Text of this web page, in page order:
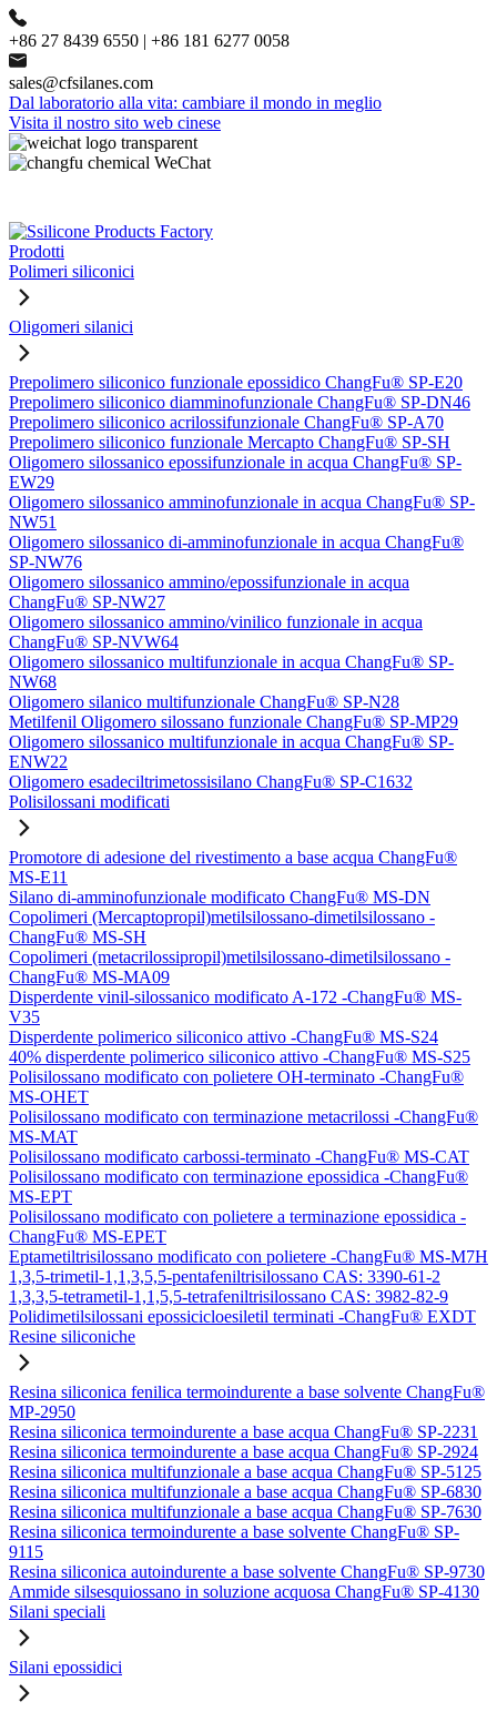
+86 27 8439 6550 | +86 181 6277 0058
sales@cfsilanes.com
Dal laboratorio alla vita: cambiare il mondo in meglio
Visita il nostro sito web cinese
Prodotti
Polimeri siliconici
Oligomeri silanici
Prepolimero siliconico funzionale epossidico ChangFu® SP-E20
Prepolimero siliconico diamminofunzionale ChangFu® SP-DN46
Prepolimero siliconico acrilossifunzionale ChangFu® SP-A70
Prepolimero siliconico funzionale Mercapto ChangFu® SP-SH
Oligomero silossanico epossifunzionale in acqua ChangFu® SP-
EW29
Oligomero silossanico amminofunzionale in acqua ChangFu® SP-
NW51
Oligomero silossanico di-amminofunzionale in acqua ChangFu®
SP-NW76
Oligomero silossanico ammino/epossifunzionale in acqua
ChangFu® SP-NW27
Oligomero silossanico ammino/vinilico funzionale in acqua
ChangFu® SP-NVW64
Oligomero silossanico multifunzionale in acqua ChangFu® SP-
NW68
Oligomero silanico multifunzionale ChangFu® SP-N28
Metilfenil Oligomero silossano funzionale ChangFu® SP-MP29
Oligomero silossanico multifunzionale in acqua ChangFu® SP-
ENW22
Oligomero esadeciltrimetossisilano ChangFu® SP-C1632
Polisilossani modificati
Promotore di adesione del rivestimento a base acqua ChangFu®
MS-E11
Silano di-amminofunzionale modificato ChangFu® MS-DN
Copolimeri (Mercaptopropil)metilsilossano-dimetilsilossano -
ChangFu® MS-SH
Copolimeri (metacrilossipropil)metilsilossano-dimetilsilossano -
ChangFu® MS-MA09
Disperdente vinil-silossanico modificato A-172 -ChangFu® MS-
V35
Disperdente polimerico siliconico attivo -ChangFu® MS-S24
40% disperdente polimerico siliconico attivo -ChangFu® MS-S25
Polisilossano modificato con polietere OH-terminato -ChangFu®
MS-OHET
Polisilossano modificato con terminazione metacrilossi -ChangFu®
MS-MAT
Polisilossano modificato carbossi-terminato -ChangFu® MS-CAT
Polisilossano modificato con terminazione epossidica -ChangFu®
MS-EPT
Polisilossano modificato con polietere a terminazione epossidica -
ChangFu® MS-EPET
Eptametiltrisilossano modificato con polietere -ChangFu® MS-M7H
1,3,5-trimetil-1,1,3,5,5-pentafeniltrisilossano CAS: 3390-61-2
1,3,3,5-tetrametil-1,1,5,5-tetrafeniltrisilossano CAS: 3982-82-9
Polidimetilsilossani epossicicloesiletil terminati -ChangFu® EXDT
Resine siliconiche
Resina siliconica fenilica termoindurente a base solvente ChangFu®
MP-2950
Resina siliconica termoindurente a base acqua ChangFu® SP-2231
Resina siliconica termoindurente a base acqua ChangFu® SP-2924
Resina siliconica multifunzionale a base acqua ChangFu® SP-5125
Resina siliconica multifunzionale a base acqua ChangFu® SP-6830
Resina siliconica multifunzionale a base acqua ChangFu® SP-7630
Resina siliconica termoindurente a base solvente ChangFu® SP-
9115
Resina siliconica autoindurente a base solvente ChangFu® SP-9730
Ammide silsesquiossano in soluzione acquosa ChangFu® SP-4130
Silani speciali
Silani epossidici